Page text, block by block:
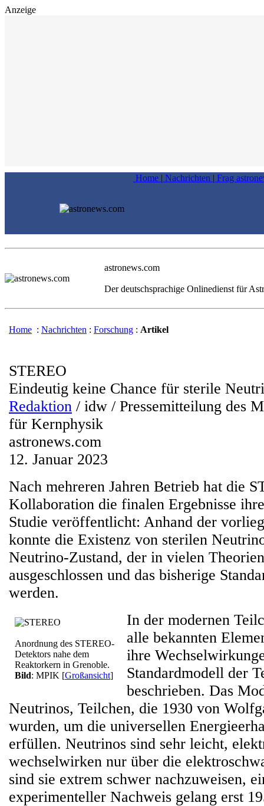
Anzeige
Home | Nachrichten | Frag
astronews.com
Der deutschsprachige Onlinedienst für
Home : Nachrichten : Forschung : Artikel
STEREO
Eindeutig keine Chance für sterile
Redaktion / idw / Pressemitteilung des
für Kernphysik
astronews.com
12. Januar 2023
Nach mehreren Jahren Betrieb hat die
Kollaboration die finalen Ergebnisse
Studie veröffentlicht: Anhand der
konnte die Existenz von sterilen
Neutrino-Zustand, der in vielen
ausgeschlossen und das bisherige
werden.
Anordnung des STEREO-
Detektors nahe dem
Reaktorkern in Grenoble.
Bild: MPIK [Großansicht]
In der modernen
alle bekannten
ihre
Standardmodell der
beschrieben. Das
Neutrinos, Teilchen, die 1930 von
wurden, um die universellen
erfüllen. Neutrinos sind sehr leicht,
wechselwirken nur über die
sind sie extrem schwer nachzuweisen,
experimenteller Nachweis gelang erst